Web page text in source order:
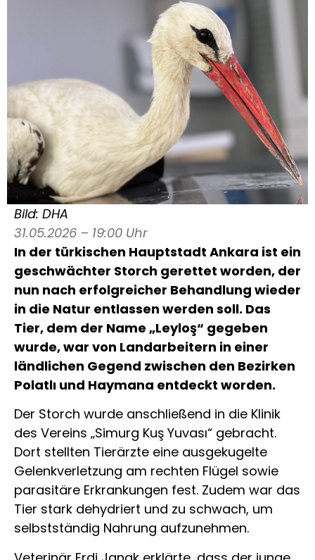
Bild: DHA
31.05.2026 – 19:00 Uhr
In der türkischen Hauptstadt Ankara ist ein
geschwächter Storch gerettet worden, der
nun nach erfolgreicher Behandlung wieder
in die Natur entlassen werden soll. Das
Tier, dem der Name „Leyloş“ gegeben
wurde, war von Landarbeitern in einer
ländlichen Gegend zwischen den Bezirken
Polatlı und Haymana entdeckt worden.
Der Storch wurde anschließend in die Klinik
des Vereins „Simurg Kuş Yuvası“ gebracht.
Dort stellten Tierärzte eine ausgekugelte
Gelenkverletzung am rechten Flügel sowie
parasitäre Erkrankungen fest. Zudem war das
Tier stark dehydriert und zu schwach, um
selbstständig Nahrung aufzunehmen.